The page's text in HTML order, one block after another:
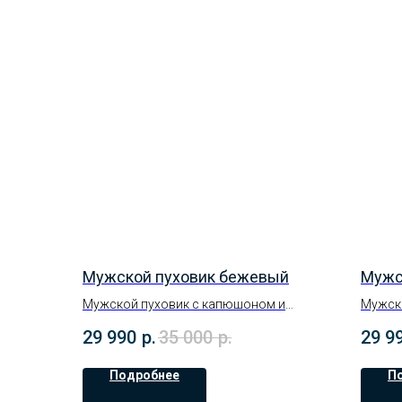
Мужской пуховик бежевый
Мужской пуховик с капюшоном и
Размерный ряд : 46-62р.
29 990 р.35 000 р.
Подробнее
ряд :
29